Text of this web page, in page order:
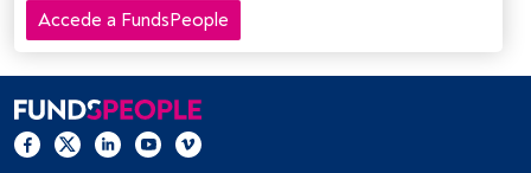
Accede a FundsPeople